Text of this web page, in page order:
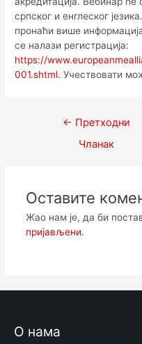
српског и енглеског
пронаћи више
се налази регистрација:
https://
001.shtml. Учествовати
Кретање
← Претходни
Чланак
Оставите
Жао нам је, да би
пријављени.
О нама